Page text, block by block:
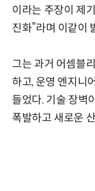
이라는 주장이 제
진화”라며 이같이
그는 과거 어셈블
하고, 운영 엔지니
들었다. 기술 장벽
폭발하고 새로운